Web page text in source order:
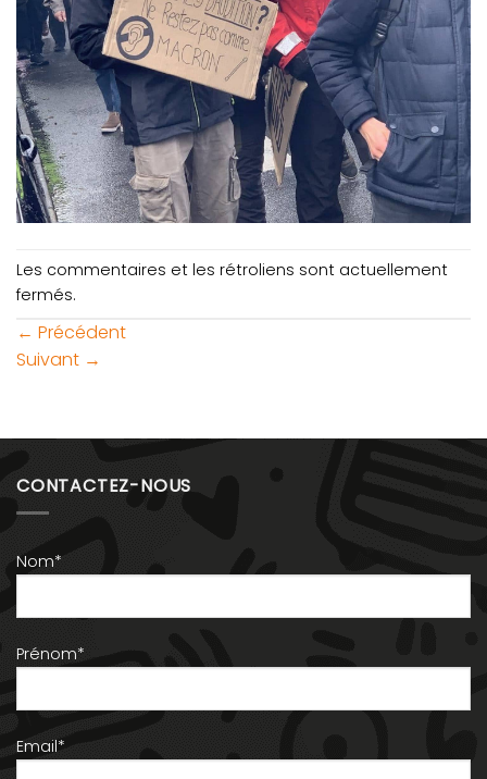
Les commentaires et les rétroliens sont actuellement
fermés.
← Précédent
Suivant →
CONTACTEZ-NOUS
Nom*
Prénom*
Email*